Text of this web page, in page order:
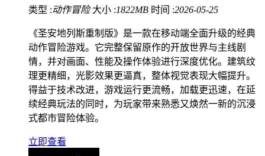
类型 :动作冒险 大小 :1822MB 时间 :2026-05-25
《圣安地列斯重制版》是一款在移动端全面升级的经典
动作冒险游戏。它完整保留原作的开放世界与主线剧
情，并对画面、性能及操作体验进行深度优化。建筑纹
理更精细，光影效果更逼真，整体视觉表现大幅提升。
得益于技术改进，游戏运行更流畅，加载更迅速，在延
续经典玩法的同时，为玩家带来熟悉又焕然一新的沉浸
式都市冒险体验。
立即查看